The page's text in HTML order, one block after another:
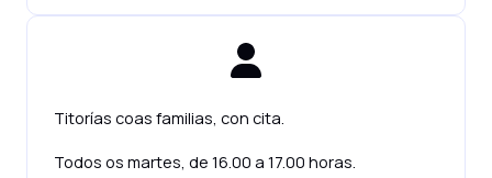
Titorías coas familias, con cita.
Todos os martes, de 16.00 a 17.00 horas.